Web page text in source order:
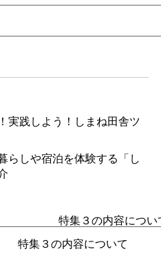
実践しよう！しまね田舎ツ
らしや宿泊を体験する「し
特集３の内容につい
特集３の内容について